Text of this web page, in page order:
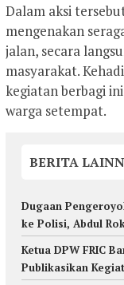
Dalam aksi
mengenakan
jalan, secara
masyarakat.
kegiatan berbagi
warga setempat.
BERITA
Dugaan
ke Polisi, Abdul
Ketua DPW FRIC
Publikasikan